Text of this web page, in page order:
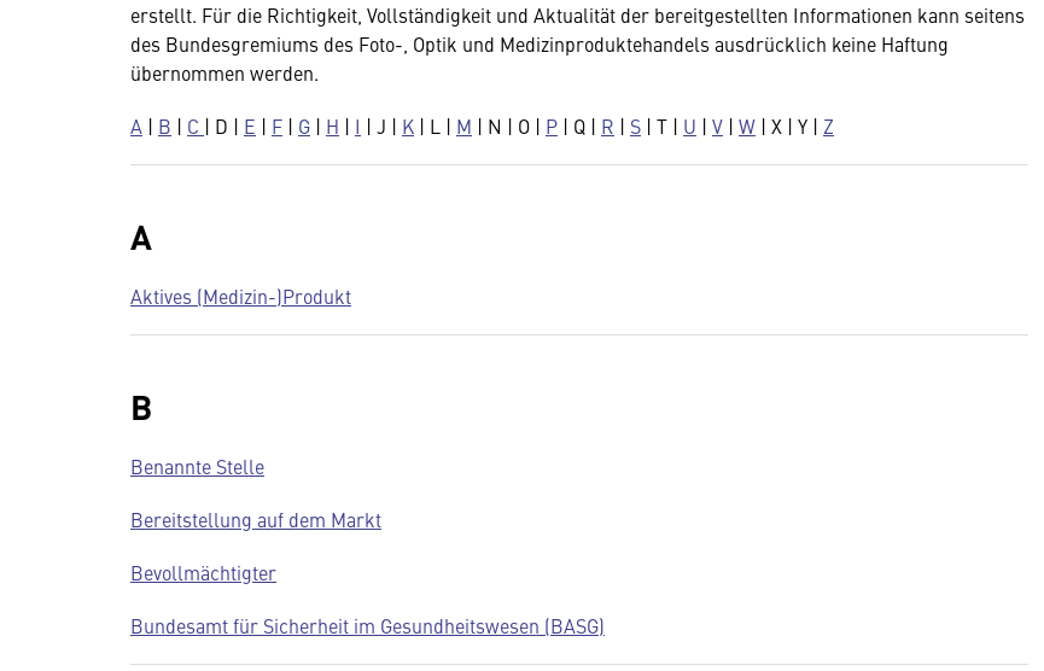
erstellt. Für die Richtigkeit, Vollständigkeit und Aktualität der bereitgestellten Informationen kann seitens
des Bundesgremiums des Foto-, Optik und Medizinproduktehandels ausdrücklich keine Haftung
übernommen werden.
A | B | C | D | E | F | G | H | I | J | K | L | M | N | O | P | Q | R | S | T | U | V | W | X | Y | Z
A
Aktives (Medizin-)Produkt
B
Benannte Stelle
Bereitstellung auf dem Markt
Bevollmächtigter
Bundesamt für Sicherheit im Gesundheitswesen (BASG)